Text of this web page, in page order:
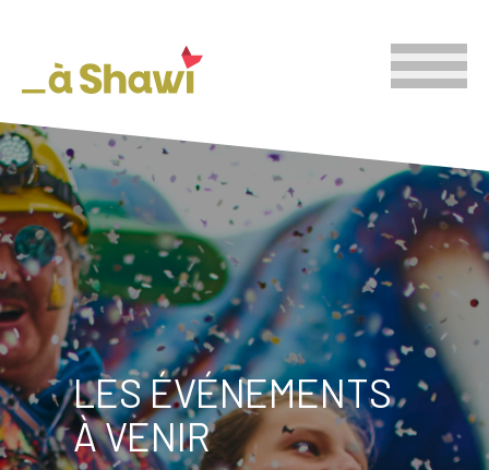
LES ÉVÉNEMENTS
À VENIR